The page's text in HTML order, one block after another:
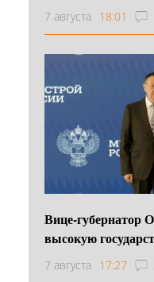
7 августа 18:01
Вице-губернатор
высокую
7 августа 17:27